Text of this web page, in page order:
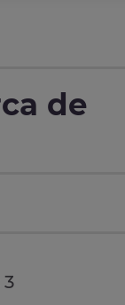
de
3